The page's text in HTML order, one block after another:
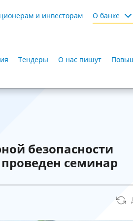
и инвесторам О банке
Тендеры О нас пишут
безопасности
семинар